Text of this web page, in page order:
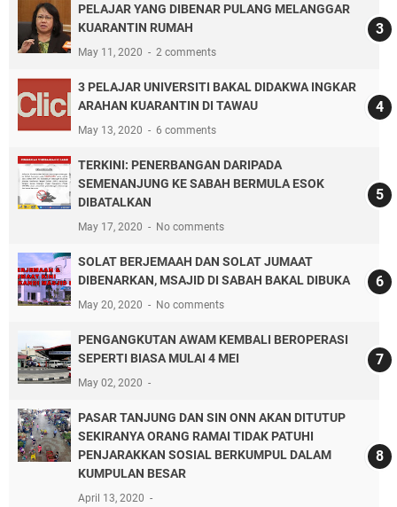
PELAJAR YANG DIBENAR PULANG MELANGGAR
KUARANTIN RUMAH
May 11, 2020 2 comments
3 PELAJAR UNIVERSITI BAKAL DIDAKWA INGKAR
ARAHAN KUARANTIN DI TAWAU
May 13, 2020 6 comments
TERKINI: PENERBANGAN DARIPADA
SEMENANJUNG KE SABAH BERMULA ESOK
DIBATALKAN
May 17, 2020 No comments
SOLAT BERJEMAAH DAN SOLAT JUMAAT
DIBENARKAN, MSAJID DI SABAH BAKAL DIBUKA
May 20, 2020 No comments
PENGANGKUTAN AWAM KEMBALI BEROPERASI
SEPERTI BIASA MULAI 4 MEI
May 02, 2020
PASAR TANJUNG DAN SIN ONN AKAN DITUTUP
SEKIRANYA ORANG RAMAI TIDAK PATUHI
PENJARAKKAN SOSIAL BERKUMPUL DALAM
KUMPULAN BESAR
April 13, 2020